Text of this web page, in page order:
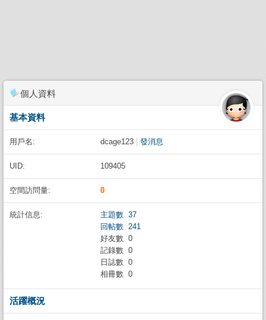
個人資料
基本資料
用戶名: dcage123 發消息
UID: 109405
空間訪問量: 0
統計信息:
主題數 37
回帖數 241
好友數 0
記錄數 0
日誌數 0
相冊數 0
活躍概況